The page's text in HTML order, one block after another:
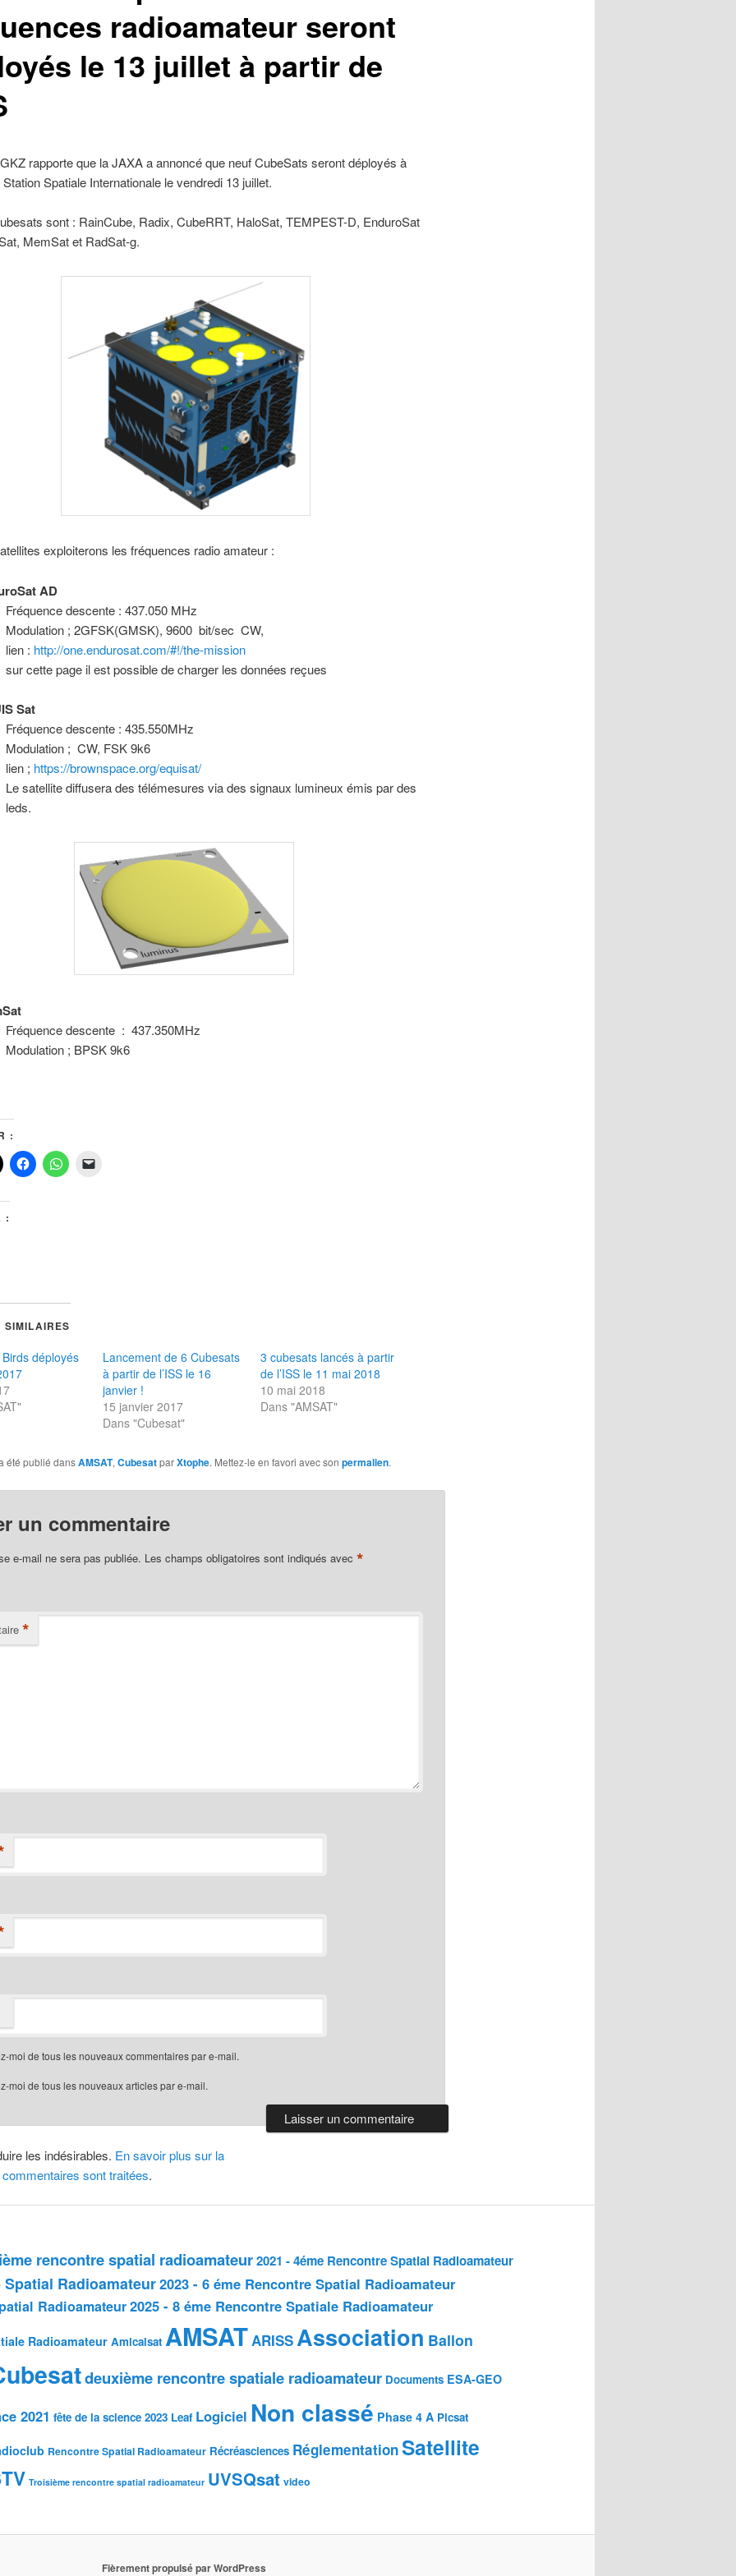
radioamateur seront
le 13 juillet à partir de
rapporte que la JAXA a annoncé que neuf CubeSats seront déployés à
Spatiale Internationale le vendredi 13 juillet.
sont : RainCube, Radix, CubeRRT, HaloSat, TEMPEST-D, EnduroSat
MemSat et RadSat-g.
exploiterons les fréquences radio amateur :
AD
Fréquence descente : 437.050 MHz
Modulation ; 2GFSK(GMSK), 9600 bit/sec CW,
lien : http://one.endurosat.com/#!/the-mission
sur cette page il est possible de charger les données reçues
Sat
Fréquence descente : 435.550MHz
Modulation ; CW, FSK 9k6
lien ; https://brownspace.org/equisat/
Le satellite diffusera des télémesures via des signaux lumineux émis par des
leds.
Fréquence descente : 437.350MHz
Modulation ; BPSK 9k6
:
:
SIMILAIRES
déployés
Lancement de 6 Cubesats
à partir de l’ISS le 16
janvier !
15 janvier 2017
Dans "Cubesat"
3 cubesats lancés à partir
de l’ISS le 11 mai 2018
10 mai 2018
Dans "AMSAT"
été publié dansAMSAT,CubesatparXtophe. Mettez-le en favori avec son permalien.
un commentaire
e-mail ne sera pas publiée. Les champs obligatoires sont indiqués avec *
*
moi de tous les nouveaux commentaires par e-mail.
moi de tous les nouveaux articles par e-mail.
les indésirables. En savoir plus sur la
sont traitées.
rencontre spatial radioamateur2021 - 4éme Rencontre Spatial Radioamateur
Spatial Radioamateur2023 - 6 éme Rencontre Spatial Radioamateur
Radioamateur2025 - 8 éme Rencontre Spatiale Radioamateur
Radioamateur Amicalsat AMSAT ARISSAssociation Ballon
deuxième rencontre spatiale radioamateur Documents ESA-GEO
2021 fête de la science 2023 Leaf Logiciel Non classé Phase 4 A Picsat
Rencontre Spatial Radioamateur Récréasciences RéglementationSatellite
Troisième rencontre spatial radioamateur UVSQsat video
Fièrement propulsé par WordPress